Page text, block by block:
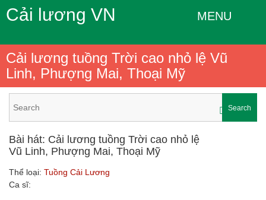
Cải lương VN MENU
Cải lương tuồng Trời cao nhỏ lệ Vũ
Linh, Phượng Mai, Thoại Mỹ
Search
Bài hát: Cải lương tuồng Trời cao nhỏ lệ
Vũ Linh, Phượng Mai, Thoại Mỹ
Thể loại: Tuồng Cải Lương
Ca sĩ: